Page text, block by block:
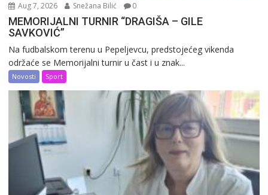
Aug 7, 2026 Snežana Bilić 0
MEMORIJALNI TURNIR “DRAGIŠA – GILE
SAVKOVIĆ”
Na fudbalskom terenu u Pepeljevcu, predstojećeg vikenda
održaće se Memorijalni turnir u čast i u znak...
Novosti Sport